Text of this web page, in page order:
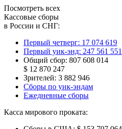
Посмотреть всех
Кассовые сборы
в России и СНГ:
Первый четверг: 17 074 619
Первый уик-энд: 247 561 551
Общий сбор: 807 608 014
$ 12 870 247
Зрителей: 3 882 946
Сборы по уик-эндам
Ежедневные сборы
Касса мирового проката: